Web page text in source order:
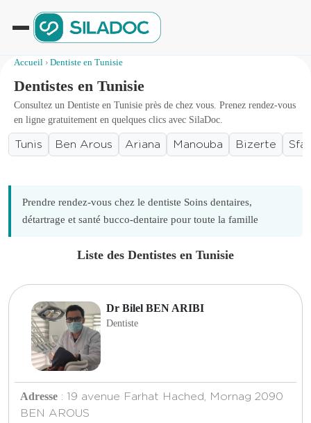
Accueil › Dentiste en Tunisie
Dentistes en Tunisie
Consultez un Dentiste en Tunisie près de chez vous. Prenez rendez-vous
en ligne gratuitement en quelques clics avec SilaDoc.
Tunis Ben Arous Ariana Manouba Bizerte
Prendre rendez-vous chez le dentiste Soins dentaires,
détartrage et santé bucco-dentaire pour toute la famille
Liste des Dentistes en Tunisie
Dr Bilel BEN ARIBI
Dentiste
Adresse : 19 avenue Farhat Hached, Mornag 2090
BEN AROUS